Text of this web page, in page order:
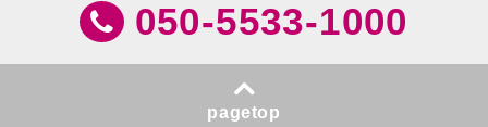
050-5533-1000
pagetop